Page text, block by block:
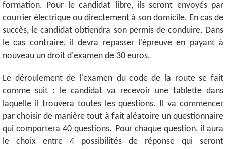
formation. Pour le candidat libre, ils seront envoyés par
courrier électrique ou directement à son domicile. En cas de
succès, le candidat obtiendra son permis de conduire. Dans
le cas contraire, il devra repasser l'épreuve en payant à
nouveau un droit d'examen de 30 euros.
Le déroulement de l'examen du code de la route se fait
comme suit : le candidat va recevoir une tablette dans
laquelle il trouvera toutes les questions. Il va commencer
par choisir de manière tout à fait aléatoire un questionnaire
qui comportera 40 questions. Pour chaque question, il aura
le choix entre 4 possibilités de réponse qui seront